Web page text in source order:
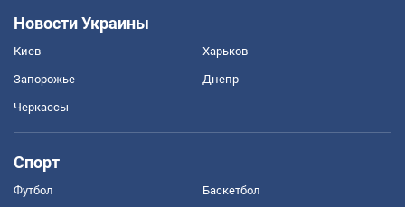
Новости Украины
Киев Харьков
Запорожье Днепр
Черкассы
Спорт
Футбол Баскетбол